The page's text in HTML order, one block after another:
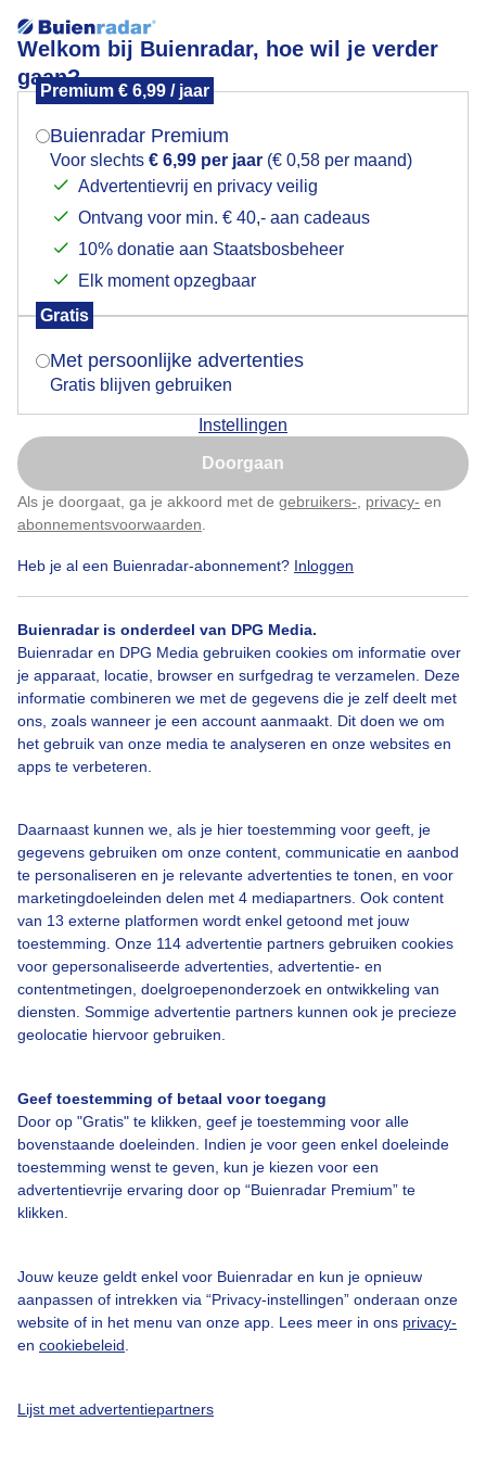
Welkom bij Buienradar, hoe wil je verder
gaan?
Premium € 6,99 / jaar
Buienradar Premium
Voor slechts € 6,99 per jaar (€ 0,58 per maand)
Advertentievrij en privacy veilig
Ontvang voor min. € 40,- aan cadeaus
10% donatie aan Staatsbosbeheer
Elk moment opzegbaar
Gratis
Met persoonlijke advertenties
Gratis blijven gebruiken
Instellingen
Doorgaan
Als je doorgaat, ga je akkoord met de gebruikers- privacy- en
abonnementsvoorwaarden
Heb je al een Buienradar-abonnement? Inloggen
Buienradar is onderdeel van DPG Media.
Buienradar en DPG Media gebruiken cookies om informatie over
je apparaat, locatie, browser en surfgedrag te verzamelen. Deze
informatie combineren we met de gegevens die je zelf deelt met
ons, zoals wanneer je een account aanmaakt. Dit doen we om
het gebruik van onze media te analyseren en onze websites en
apps te verbeteren.
Daarnaast kunnen we, als je hier toestemming voor geeft, je
gegevens gebruiken om onze content, communicatie en aanbod
te personaliseren en je relevante advertenties te tonen, en voor
marketingdoeleinden delen met 4 mediapartners. Ook content
van 13 externe platformen wordt enkel getoond met jouw
toestemming. Onze 114 advertentie partners gebruiken cookies
voor gepersonaliseerde advertenties, advertentie- en
contentmetingen, doelgroepenonderzoek en ontwikkeling van
diensten. Sommige advertentie partners kunnen ook je precieze
geolocatie hiervoor gebruiken.
Geef toestemming of betaal voor toegang
Door op "Gratis" te klikken, geef je toestemming voor alle
bovenstaande doeleinden. Indien je voor geen enkel doeleinde
toestemming wenst te geven, kun je kiezen voor een
advertentievrije ervaring door op “Buienradar Premium” te
klikken.
Jouw keuze geldt enkel voor Buienradar en kun je opnieuw
aanpassen of intrekken via “Privacy-instellingen” onderaan onze
website of in het menu van onze app. Lees meer in ons privacy-
en cookiebeleid
Lijst met advertentiepartners
Zonnig strandweer
Door: ria brasser Gemaakt: 09-06-2026, 54x bekeken
Zonnigstrandweer
Bekijk slideshow
Over Buienradar
Bedrijfsgegevens
Contact
Toegankelijkheid
Gebruikersvoorwaarden
Adverteren
Privacy beleid
Cookie beleid
Mogen we je locatie gebruiken voor het
Indien je hier nog geen akkoord op hebt gegeven,
verschijnt er zo een pop-up uit je browser waarin
Is goed, toon de popup
Nu niet, misschien later
Klik hierom dit aan te passen